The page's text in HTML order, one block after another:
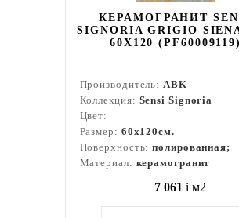
КЕРАМОГРАНИТ
SIGNORIA GRIGIO
60X120 (PF60009119)
Производитель:ABK
Коллекция: Sensi Signoria
Цвет:
Размер: 60x120см.
Поверхность:полированная;
Материал: керамогранит
7 061 i м2